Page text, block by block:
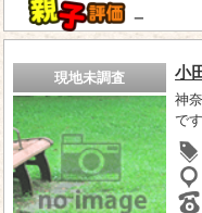
－
現地未調査 小
神
です